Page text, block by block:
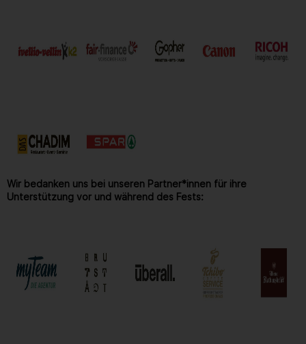
Wir bedanken uns bei unseren Partner*innen für ihre
Unterstützung vor und während des Fests: